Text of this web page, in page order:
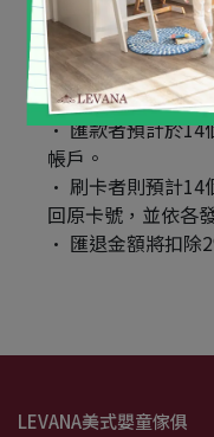
請先將主張之
絲專頁。
LEVANA將於5
路價格後再予退還
匯款者預計於14
帳戶。
刷卡者則預計14
回原卡號，並依各
匯退金額將扣除
LEVANA美式嬰童傢俱